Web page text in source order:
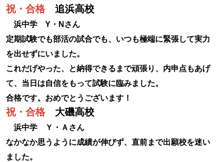
祝・合格 追浜高校
浜中学 Y・Nさん
定期試験でも部活の試合でも、いつも極端に緊張して実力
を出せずにいました。
これだげやった、と納得できるまで頑張り、内申点もあげ
て、当日は自信をもって試験に臨みました。
合格です。おめでとうございます！
祝・合格 大磯高校
浜中学 Ｙ・Ａさん
なかなか思うように成績が伸びず、直前まで出願校を迷い
ました。